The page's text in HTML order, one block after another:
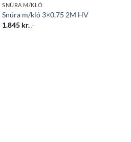
SNÚRA M/KLÓ
Snúra m/kló 3×0,75 2M HV
1.845 kr. .-